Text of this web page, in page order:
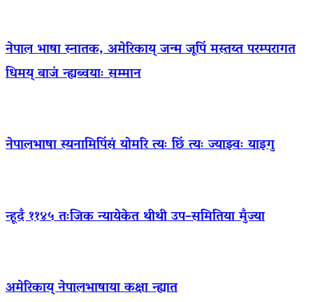
नेपाल भाषा स्नातक, अमेरिकाय् जन्म जूपिं मस्तय्त परम्परागत
धिमय् बाजं न्ह्यब्वयाः सम्मान
नेपालभाषा स्यनामिपिंसं योमरि त्यः छिं त्यः ज्याझ्वः याइगु
न्हूदँ ११४५ तःजिक न्यायेकेत थीथी उप–समितिया मुँज्या
अमेरिकाय् नेपालभाषाया कक्षा न्ह्यात